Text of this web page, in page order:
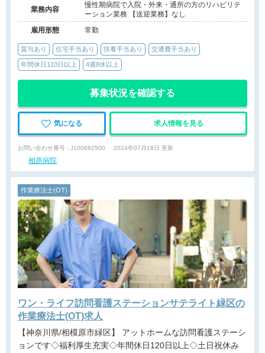
業務内容
慢性期病院で入院・外来・通所の方のリハビリテ
ーション業務 【送迎業務】なし
雇用形態
常勤
賞与あり 住宅手当あり 扶養手当あり 交通費手当あり
年間休日110日以上 4週8休以上
募集状況を確認する
気になる 求人情報を見る
お問い合わせ番号 : J100682500 2024年07月18日 更新
相原病院
作業療法士(OT)
ワン・ライフ訪問看護ステーションサテライト緑区の
作業療法士(OT)求人
【神奈川県/相模原市緑区】 アットホームな訪問看護ステーシ
ョンです◇福利厚生充実◇年間休日120日以上◇土日祝休み